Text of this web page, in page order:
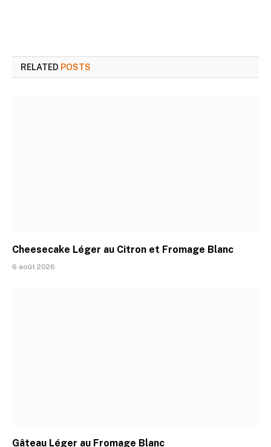
RELATED POSTS
Cheesecake Léger au Citron et Fromage Blanc
6 août 2026
Gâteau Léger au Fromage Blanc